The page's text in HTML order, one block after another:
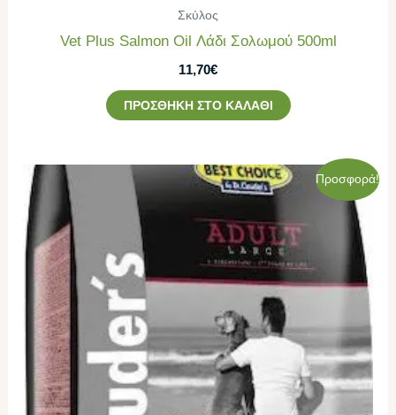
Σκύλος
Vet Plus Salmon Oil Λάδι Σολωμού 500ml
11,70€
ΠΡΟΣΘΉΚΗ ΣΤΟ ΚΑΛΆΘΙ
Προσφορά!
Original
price
68,00€.
Η
τρέχουσα
είναι:
62,00€.